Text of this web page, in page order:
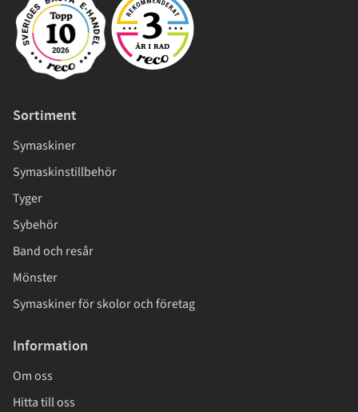
Sortiment
Symaskiner
Symaskinstillbehör
Tyger
Sybehör
Band och resår
Mönster
Symaskiner för skolor och företag
Information
Om oss
Hitta till oss